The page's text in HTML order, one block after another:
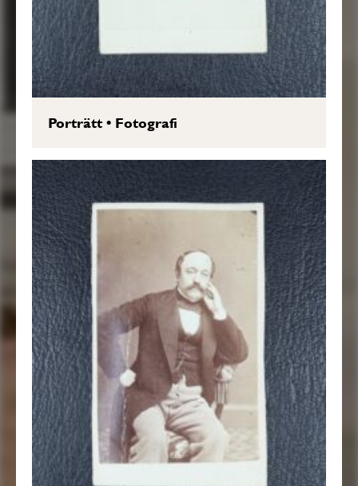
Porträtt• Fotografi